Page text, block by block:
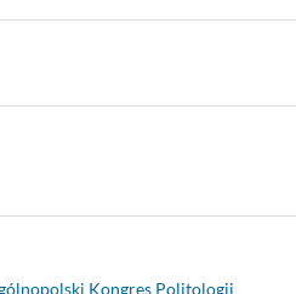
Kongres Politologii